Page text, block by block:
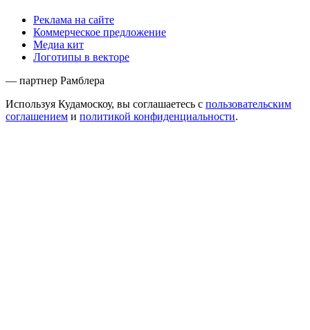
Реклама на сайте
Коммерческое предложение
Медиа кит
Логотипы в векторе
— партнер Рамблера
Используя Кудамоскоу, вы соглашаетесь с пользовательским
соглашением и политикой конфиденциальности.